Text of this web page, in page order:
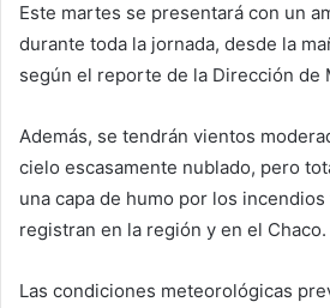
Este martes se presentará con un
durante toda la jornada, desde la
según el reporte de la Dirección de
Además, se tendrán vientos
cielo escasamente nublado, pero
una capa de humo por los
registran en la región y en el Chaco.
Las condiciones meteorológicas